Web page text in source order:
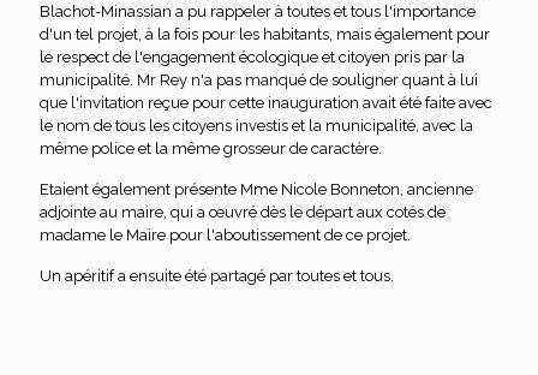
Blachot-Minassian a pu rappeler à toutes et tous l'importance
d'un tel projet, à la fois pour les habitants, mais également pour
le respect de l'engagement écologique et citoyen pris par la
municipalité. Mr Rey n'a pas manqué de souligner quant à lui
que l'invitation reçue pour cette inauguration avait été faite avec
le nom de tous les citoyens investis et la municipalité, avec la
même police et la même grosseur de caractère.
Etaient également présente Mme Nicole Bonneton, ancienne
adjointe au maire, qui a œuvré dès le départ aux cotés de
madame le Maire pour l'aboutissement de ce projet.
Un apéritif a ensuite été partagé par toutes et tous.